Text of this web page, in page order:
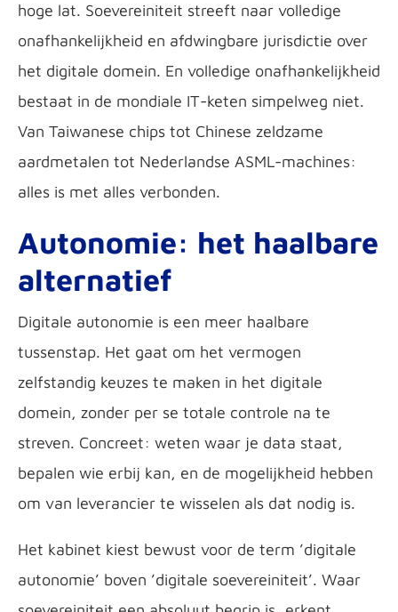
hoge lat. Soevereiniteit streeft naar volledige
onafhankelijkheid en afdwingbare jurisdictie over
het digitale domein. En volledige onafhankelijkheid
bestaat in de mondiale IT-keten simpelweg niet.
Van Taiwanese chips tot Chinese zeldzame
aardmetalen tot Nederlandse ASML-machines:
alles is met alles verbonden.
Autonomie: het haalbare
alternatief
Digitale autonomie is een meer haalbare
tussenstap. Het gaat om het vermogen
zelfstandig keuzes te maken in het digitale
domein, zonder per se totale controle na te
streven. Concreet: weten waar je data staat,
bepalen wie erbij kan, en de mogelijkheid hebben
om van leverancier te wisselen als dat nodig is.
Het kabinet kiest bewust voor de term ’digitale
autonomie’ boven ’digitale soevereiniteit’. Waar